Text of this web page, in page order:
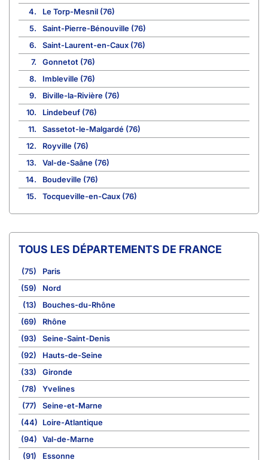
4.
Le Torp-Mesnil (76)
5.
Saint-Pierre-Bénouville (76)
6.
Saint-Laurent-en-Caux (76)
7.
Gonnetot (76)
8.
Imbleville (76)
9.
Biville-la-Rivière (76)
10.
Lindebeuf (76)
11.
Sassetot-le-Malgardé (76)
12.
Royville (76)
13.
Val-de-Saâne (76)
14.
Boudeville (76)
15.
Tocqueville-en-Caux (76)
TOUS LES DÉPARTEMENTS DE FRANCE
(75)
Paris
(59)
Nord
(13)
Bouches-du-Rhône
(69)
Rhône
(93)
Seine-Saint-Denis
(92)
Hauts-de-Seine
(33)
Gironde
(78)
Yvelines
(77)
Seine-et-Marne
(44)
Loire-Atlantique
(94)
Val-de-Marne
(91)
Essonne